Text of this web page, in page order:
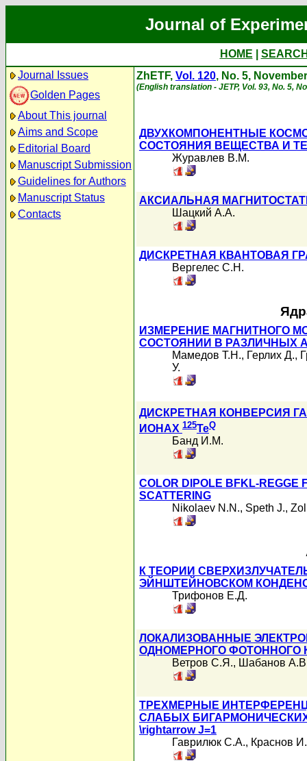
Journal of
HOME
Journal Issues
Golden Pages
About This journal
Aims and Scope
Editorial Board
Manuscript Submission
Guidelines for Authors
Manuscript Status
Contacts
ZhETF, Vol. 120, No. 5,
(English translation - JETP, Vol. 93, No. 5,
ДВУХКОМПОНЕНТНЫЕ
СОСТОЯНИЯ ВЕЩЕСТВА И
Журавлев В.М.
АКСИАЛЬНАЯ
Шацкий А.А.
ДИСКРЕТНАЯ КВАНТОВАЯ
Вергелес С.Н.
ИЗМЕРЕНИЕ МАГНИТНОГО
СОСТОЯНИИ В РАЗЛИЧНЫХ
Мамедов Т.Н., Герлих Д.,
У.
ДИСКРЕТНАЯ КОНВЕРСИЯ
ИОНАХ 125TeQ
Банд И.М.
COLOR DIPOLE BFKL-REGGE
SCATTERING
Nikolaev N.N., Speth J.,
К ТЕОРИИ
ЭЙНШТЕЙНОВСКОМ
Трифонов Е.Д.
ЛОКАЛИЗОВАННЫЕ
ОДНОМЕРНОГО ФОТОННОГО
Ветров С.Я., Шабанов
ТРЕХМЕРНЫЕ
СЛАБЫХ
\rightarrow J=1
Гаврилюк С.А., Краснов